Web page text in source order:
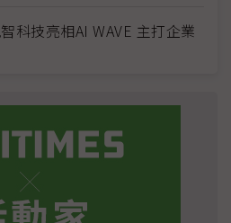
科技亮相AI WAVE 主打企業